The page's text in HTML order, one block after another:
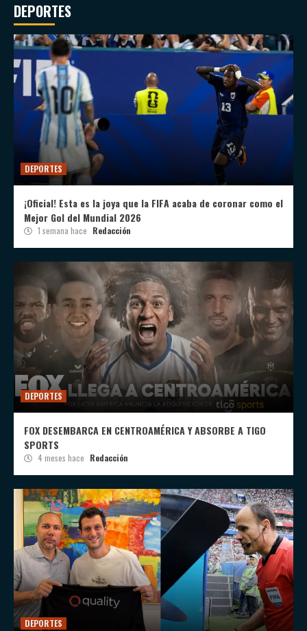
DEPORTES
DEPORTES
¡Oficial! Esta es la joya que la FIFA acaba de coronar como el
Mejor Gol del Mundial 2026
1 semana hace Redacción
DEPORTES
FOX DESEMBARCA EN CENTROAMÉRICA Y ABSORBE A TIGO
SPORTS
4 meses hace Redacción
DEPORTES